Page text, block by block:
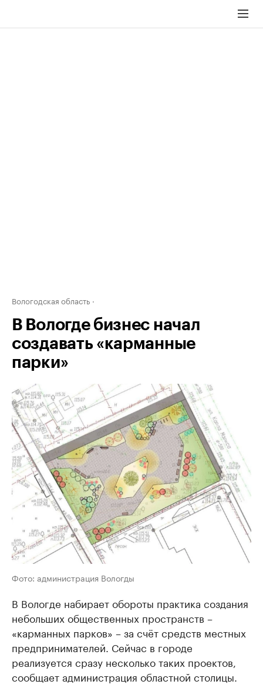
Вологодская область
В Вологде бизнес начал
создавать «карманные
парки»
Фото: администрация Вологды
В Вологде набирает обороты практика создания
небольших общественных пространств –
«карманных парков» – за счёт средств местных
предпринимателей. Сейчас в городе
реализуется сразу несколько таких проектов,
сообщает администрация областной столицы.